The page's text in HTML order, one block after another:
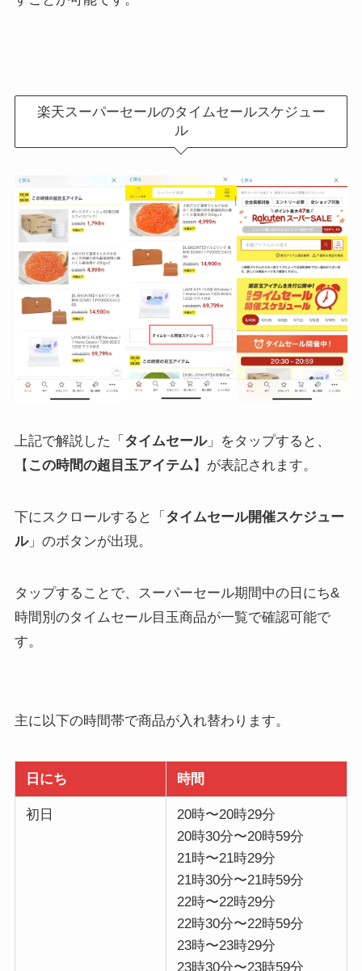
楽天スーパーセールのタイムセールスケジュー
ル
上記で解説した「 タイムセール」をタップすると、
【 この時間の超目玉アイテム】が表記されます。
下にスクロールすると「 タイムセール開催スケジュー
ル」のボタンが出現。
タップすることで、スーパーセール期間中の日にち&
時間別のタイムセール目玉商品が一覧で確認可能で
す。
主に以下の時間帯で商品が入れ替わります。
日にち 時間
初日
20時〜20時29分
20時30分〜20時59分
21時〜21時29分
21時30分〜21時59分
22時〜22時29分
22時30分〜22時59分
23時〜23時29分
23時30分〜23時59分